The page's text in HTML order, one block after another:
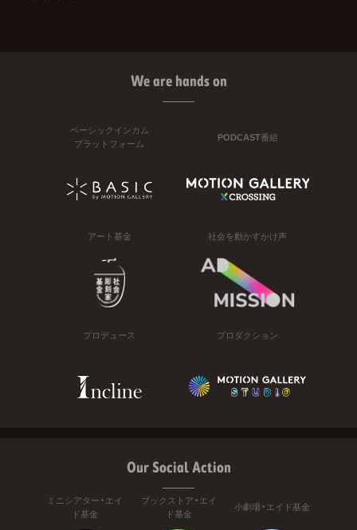
We are hands on
ベーシックインカム
プラットフォーム
PODCAST番組
アート基金 社会を動かすかけ声
プロデュース プロダクション
Our Social Action
ミニシアター・エイ
ド基金
ブックストア・エイ
ド基金
小劇場・エイド基金